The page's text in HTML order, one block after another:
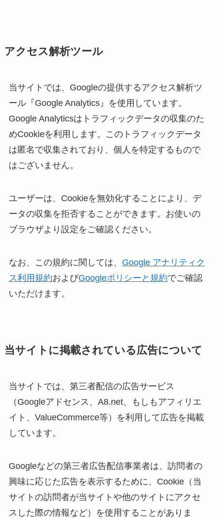
アクセス解析ツール
当サイトでは、Googleの提供するアクセス解析ツ
ール『Google Analytics』を使用しています。
Google Analyticsはトラフィックデータの収集のた
めCookieを利用します。このトラフィックデータ
は匿名で収集されており、個人を特定するもので
はございません。
ユーザーは、Cookieを無効化することにより、デ
ータの収集を拒否することができます。お使いの
ブラウザより設定をご確認ください。
なお、この規約に関しては、 Google アナリティク
ス利用規約およびGoogleポリシーと規約でご確認
いただけます。
当サイトに掲載されている広告について
当サイトでは、第三者配信の広告サービス
（Googleアドセンス、A8.net、もしもアフィリエ
イト、ValueCommerce等）を利用して広告を掲載
しています。
Googleなどの第三者広告配信事業者は、訪問者の
興味に応じた広告を表示するために、Cookie（当
サイトの訪問者が当サイトや他のサイトにアクセ
スした際の情報など）を使用することがありま